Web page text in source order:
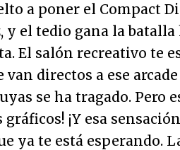
a poner el Compact
y el tedio gana la
El salón recreativo te
directos a ese
se ha tragado. Pero
¡Y esa
ya te está esperando.